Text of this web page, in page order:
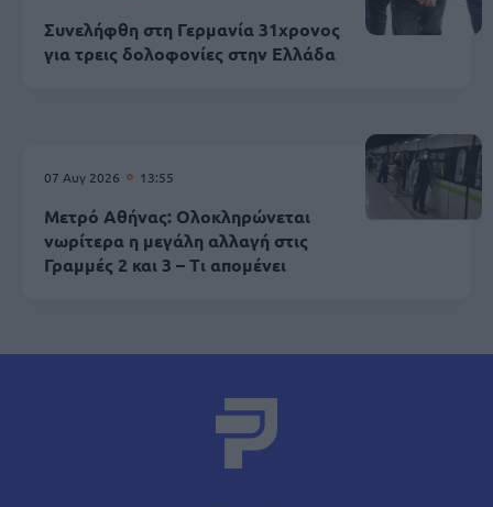
Συνελήφθη στη Γερμανία 31χρονος
για τρεις δολοφονίες στην Ελλάδα
07 Αυγ 2026 13:55
Μετρό Αθήνας: Ολοκληρώνεται
νωρίτερα η μεγάλη αλλαγή στις
Γραμμές 2 και 3 – Τι απομένει